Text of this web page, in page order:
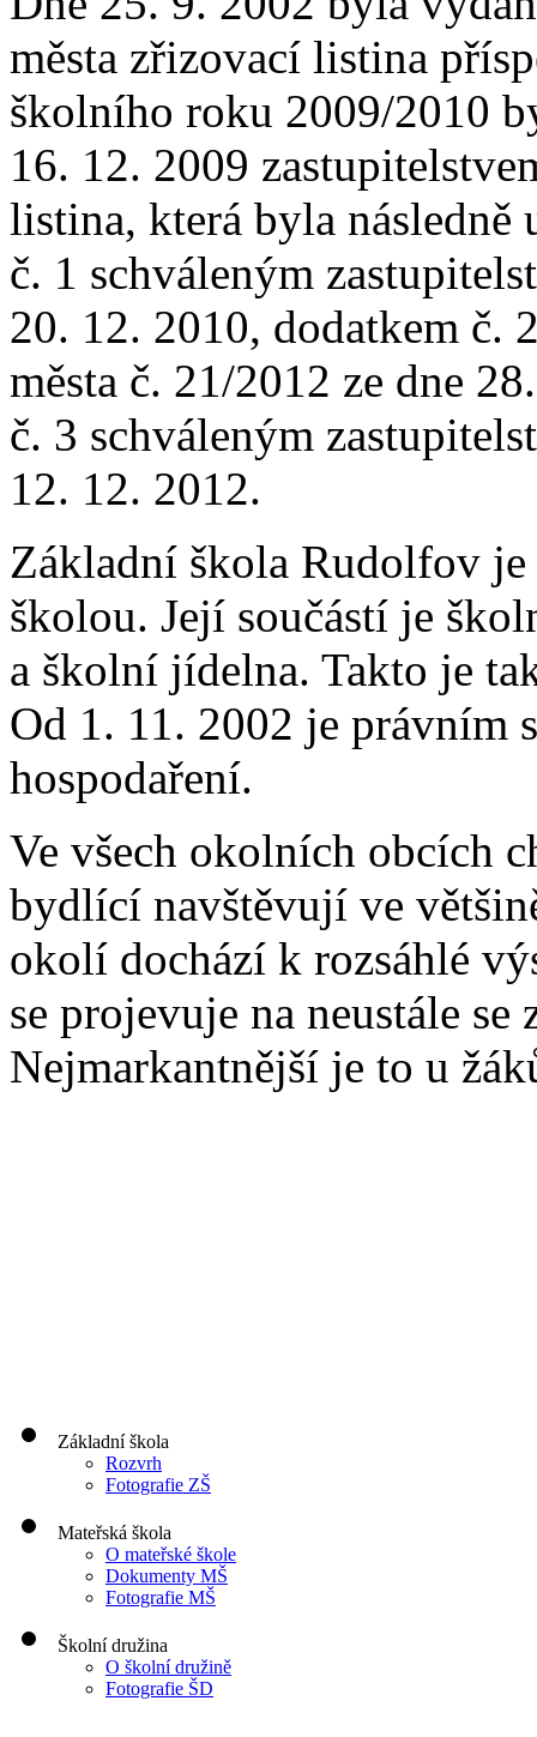
města zřizovací listina
školního roku 2009/2010
16. 12. 2009
listina, která byla následně
č. 1 schváleným
20. 12. 2010, dodatkem č.
města č. 21/2012 ze dne
č. 3 schváleným
12. 12. 2012.
Základní škola Rudolfov
školou. Její součástí je
a školní jídelna. Takto je
Od 1. 11. 2002 je právním
hospodaření.
Ve všech okolních obcích
bydlící navštěvují ve
okolí dochází k rozsáhlé
se projevuje na neustále
Nejmarkantnější je to u
Základní škola
Rozvrh
Fotografie ZŠ
Mateřská škola
O mateřské škole
Dokumenty MŠ
Fotografie MŠ
Školní družina
O školní družině
Fotografie ŠD